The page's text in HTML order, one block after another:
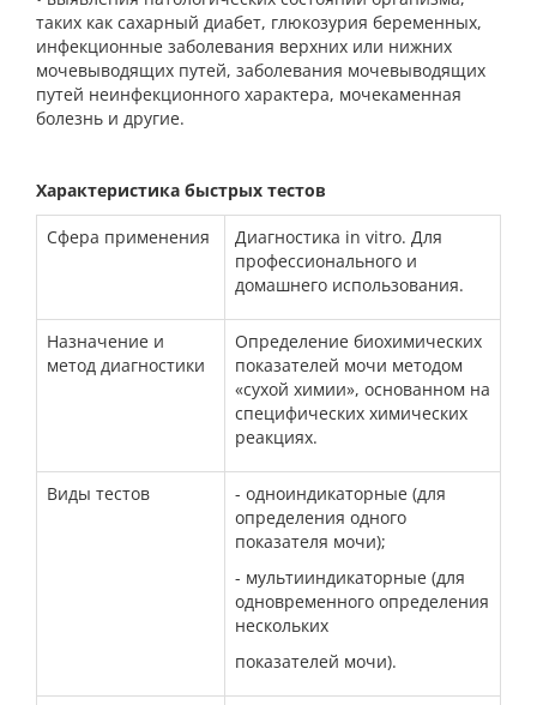
таких как сахарный диабет, глюкозурия беременных,
инфекционные заболевания верхних или нижних
мочевыводящих путей, заболевания мочевыводящих
путей неинфекционного характера, мочекаменная
болезнь и другие.
Характеристика быстрых тестов
Сфера применения
Диагностика in vitro. Для
профессионального и
домашнего использования.
Назначение и
метод диагностики
Определение биохимических
показателей мочи методом
«сухой химии», основанном на
специфических химических
реакциях.
Виды тестов
- одноиндикаторные (для
определения одного
показателя мочи);
- мультииндикаторные (для
одновременного определения
нескольких
показателей мочи).